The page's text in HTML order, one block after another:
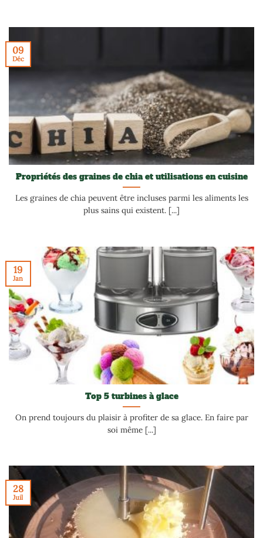
Propriétés des graines de chia et utilisations en cuisine
Les graines de chia peuvent être incluses parmi les aliments les
plus sains qui existent. [...]
09
Déc
Top 5 turbines à glace
On prend toujours du plaisir à profiter de sa glace. En faire par
soi même [...]
19
Jan
28
Juil